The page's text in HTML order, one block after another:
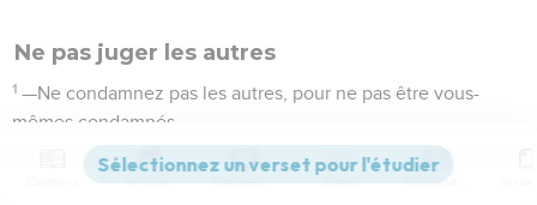
Ne pas juger les autres
1 —Ne condamnez pas les autres, pour ne pas être vous-
mêmes condamnés.
Car vous serez condamnés vous-mêmes de la manière
dont vous aurez condamné, et on vous appliquera la mesure
Versions Commentaires Strong